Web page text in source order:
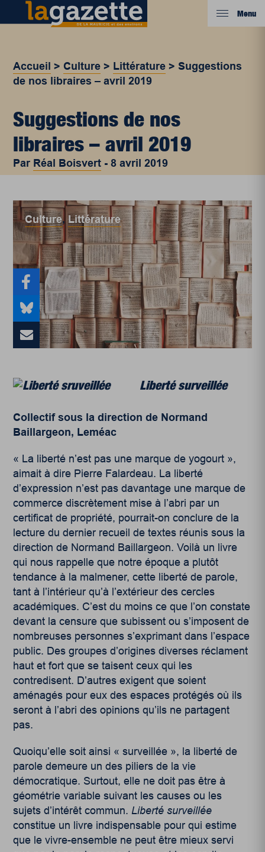
Menu
Accueil > Culture > Littérature >Suggestions
de nos libraires – avril 2019
Suggestions de nos
libraires – avril 2019
Par Réal Boisvert -8 avril 2019
Culture,Littérature
Liberté surveillée
Collectif sous la direction de Normand
Baillargeon, Leméac
« La liberté n’est pas une marque de yogourt »,
aimait à dire Pierre Falardeau. La liberté
d’expression n’est pas davantage une marque de
commerce discrètement mise à l’abri par un
certificat de propriété, pourrait-on conclure de la
lecture du dernier recueil de textes réunis sous la
direction de Normand Baillargeon. Voilà un livre
qui nous rappelle que notre époque a plutôt
tendance à la malmener, cette liberté de parole,
tant à l’intérieur qu’à l’extérieur des cercles
académiques. C’est du moins ce que l’on constate
devant la censure que subissent ou s’imposent de
nombreuses personnes s’exprimant dans l’espace
public. Des groupes d’origines diverses réclament
haut et fort que se taisent ceux qui les
contredisent. D’autres exigent que soient
aménagés pour eux des espaces protégés où ils
seront à l’abri des opinions qu’ils ne partagent
pas.
Quoiqu’elle soit ainsi « surveillée », la liberté de
parole demeure un des piliers de la vie
démocratique. Surtout, elle ne doit pas être à
géométrie variable suivant les causes ou les
sujets d’intérêt commun. Liberté surveillée
constitue un livre indispensable pour qui estime
que le vivre-ensemble ne peut être mieux servi